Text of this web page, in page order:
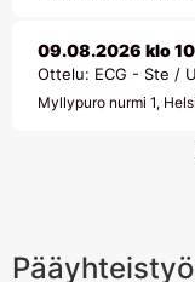
09.08.2026 klo
Ottelu: ECG - Ste /
Myllypuro nurmi 1,